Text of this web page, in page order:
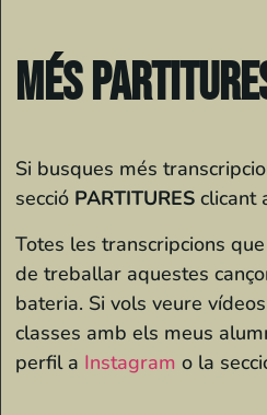
Més
Si busques més
secció PARTITURES clicant
Totes les transcripcions
de treballar aquestes
bateria. Si vols veure
classes amb els meus
perfil a Instagram o la